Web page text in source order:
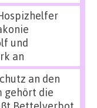
und
an
an den
gehört die